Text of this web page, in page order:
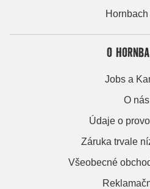
O
Jobs a
O nás
Údaje o
Záruka trvale
Všeobecné